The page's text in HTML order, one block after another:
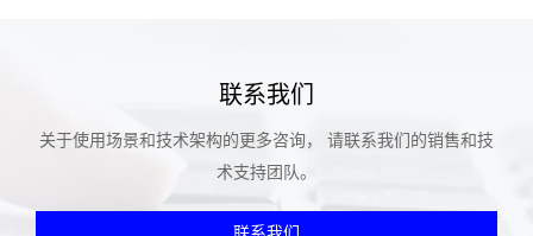
联系我们
关于使用场景和技术架构的更多咨询， 请联系我们的销售和技
术支持团队。